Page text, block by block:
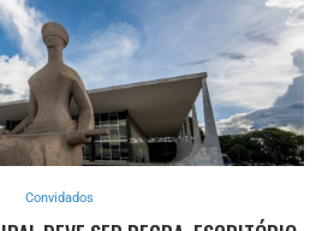
Convidados